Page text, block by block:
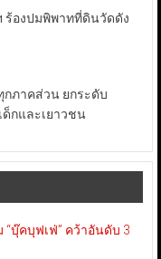
ร้องปมพิพาทที่ดินวัดดัง
ภาคส่วน ยกระดับ
กและเยาวชน
บุ๊คบุฟเฟ่” คว้าอันดับ 3